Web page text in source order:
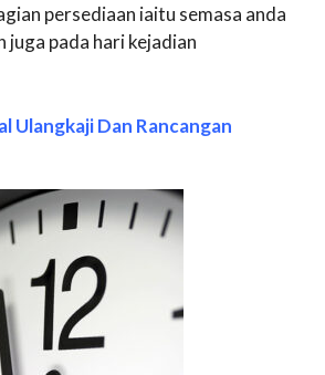
persediaan iaitu semasa anda
juga pada hari kejadian
Ulangkaji Dan Rancangan